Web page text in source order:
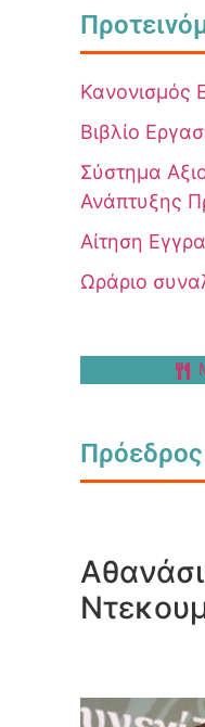
Κανονισμός
Βιβλίο
Σύστημα
Ανάπτυξης
Αίτηση
Ωράριο